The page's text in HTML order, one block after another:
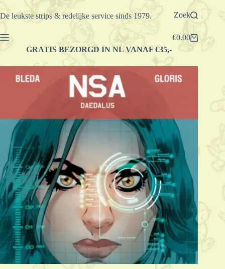
Ga
naar
De leukste strips & redelijke service sinds 1979. Zoek
Winkelwagen
€0.00
GRATIS BEZORGD IN NL VANAF €35,-